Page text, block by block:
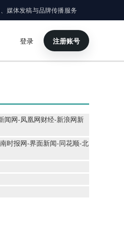
媒体发稿与品牌传播服务
登录 注册账号
闻网-凤凰网财经-新浪网新
时报网-界面新闻-同花顺-北